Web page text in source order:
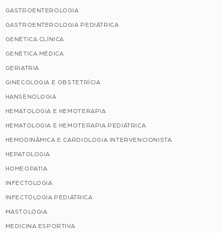
GASTROENTEROLOGIA
GASTROENTEROLOGIA PEDIÁTRICA
GENÉTICA CLÍNICA
GENÉTICA MÉDICA
GERIATRIA
GINECOLOGIA E OBSTETRÍCIA
HANSENOLOGIA
HEMATOLOGIA E HEMOTERAPIA
HEMATOLOGIA E HEMOTERAPIA PEDIÁTRICA
HEMODINÂMICA E CARDIOLOGIA INTERVENCIONISTA
HEPATOLOGIA
HOMEOPATIA
INFECTOLOGIA
INFECTOLOGIA PEDIÁTRICA
MASTOLOGIA
MEDICINA ESPORTIVA